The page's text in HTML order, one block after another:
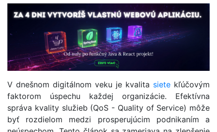
V dnešnom digitálnom veku je kvalita siete kľúčovým
faktorom úspechu každej organizácie. Efektívna
správa kvality služieb (QoS - Quality of Service) môže
byť rozdielom medzi prosperujúcim podnikaním a